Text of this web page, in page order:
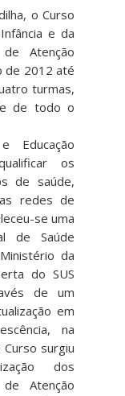
o Curso
e da
Atenção
de 2012 até
turmas,
de todo o
Educação
os
de saúde,
redes de
se uma
de Saúde
da
do SUS
de um
em
na
surgiu
dos
Atenção